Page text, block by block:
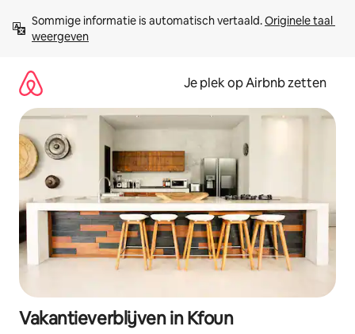
direct
naar
Sommige informatie is automatisch vertaald. Originele taal
weergeven
Je plek op Airbnb zetten
Vakantieverblijven in Kfoun